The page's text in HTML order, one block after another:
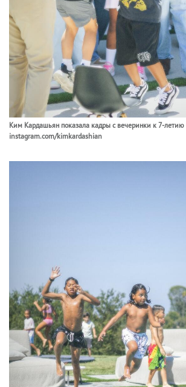
Ким Кардашьян показала кадры с вечеринки к 7-летию
instagram.com/kimkardashian